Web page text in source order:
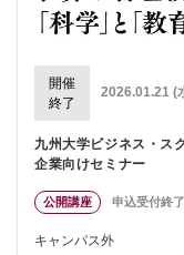
開催
終了
2026.01.21 (
九州大学ビジネス・ス
企業向けセミナー
公開講座 申込受付終了
キャンパス外